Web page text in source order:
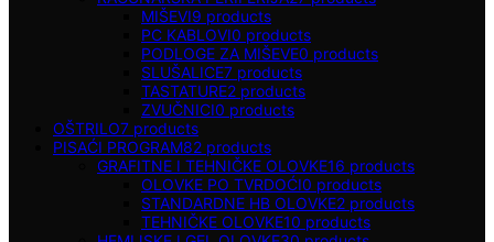
MIŠEVI9 products
PC KABLOVI0 products
PODLOGE ZA MIŠEVE0 products
SLUŠALICE7 products
TASTATURE2 products
ZVUČNICI0 products
OŠTRILO7 products
PISAĆI PROGRAM82 products
GRAFITNE I TEHNIČKE OLOVKE16 products
OLOVKE PO TVRDOĆI0 products
STANDARDNE HB OLOVKE2 products
TEHNIČKE OLOVKE10 products